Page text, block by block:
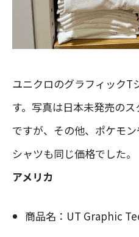
ユニクロのグラフィックT
す。写真は日本未発売の
ですが、その他、ポケモ
シャツも同じ価格でした。
アメリカ
商品名：UT Graphic